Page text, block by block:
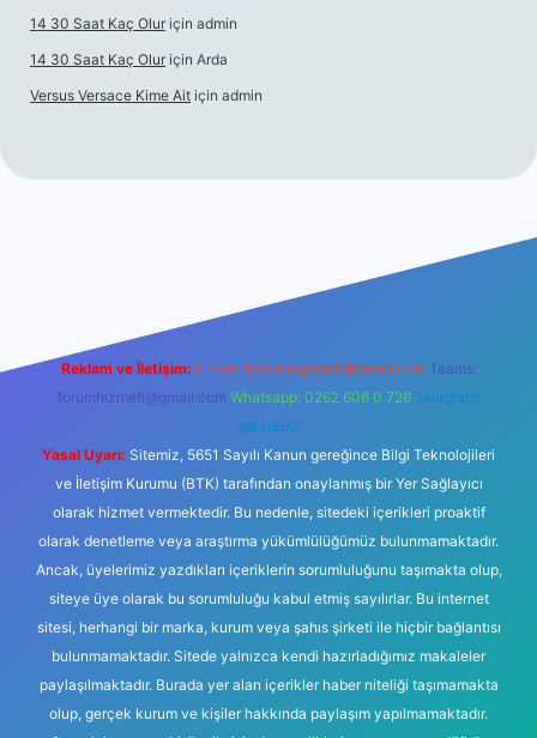
14 30 Saat Kaç Olur için admin
14 30 Saat Kaç Olur için Arda
Versus Versace Kime Ait için admin
Reklam ve İletişim: E-mail: backlinkpaneli@gmail.com Teams:
forumhizmeti@gmail.com Whatsapp: 0262 606 0 726 Telegram:
@karabul
Yasal Uyarı: Sitemiz, 5651 Sayılı Kanun gereğince Bilgi Teknolojileri
ve İletişim Kurumu (BTK) tarafından onaylanmış bir Yer Sağlayıcı
olarak hizmet vermektedir. Bu nedenle, sitedeki içerikleri proaktif
olarak denetleme veya araştırma yükümlülüğümüz bulunmamaktadır.
Ancak, üyelerimiz yazdıkları içeriklerin sorumluluğunu taşımakta olup,
siteye üye olarak bu sorumluluğu kabul etmiş sayılırlar. Bu internet
sitesi, herhangi bir marka, kurum veya şahıs şirketi ile hiçbir bağlantısı
bulunmamaktadır. Sitede yalnızca kendi hazırladığımız makaleler
paylaşılmaktadır. Burada yer alan içerikler haber niteliği taşımamakta
olup, gerçek kurum ve kişiler hakkında paylaşım yapılmamaktadır.